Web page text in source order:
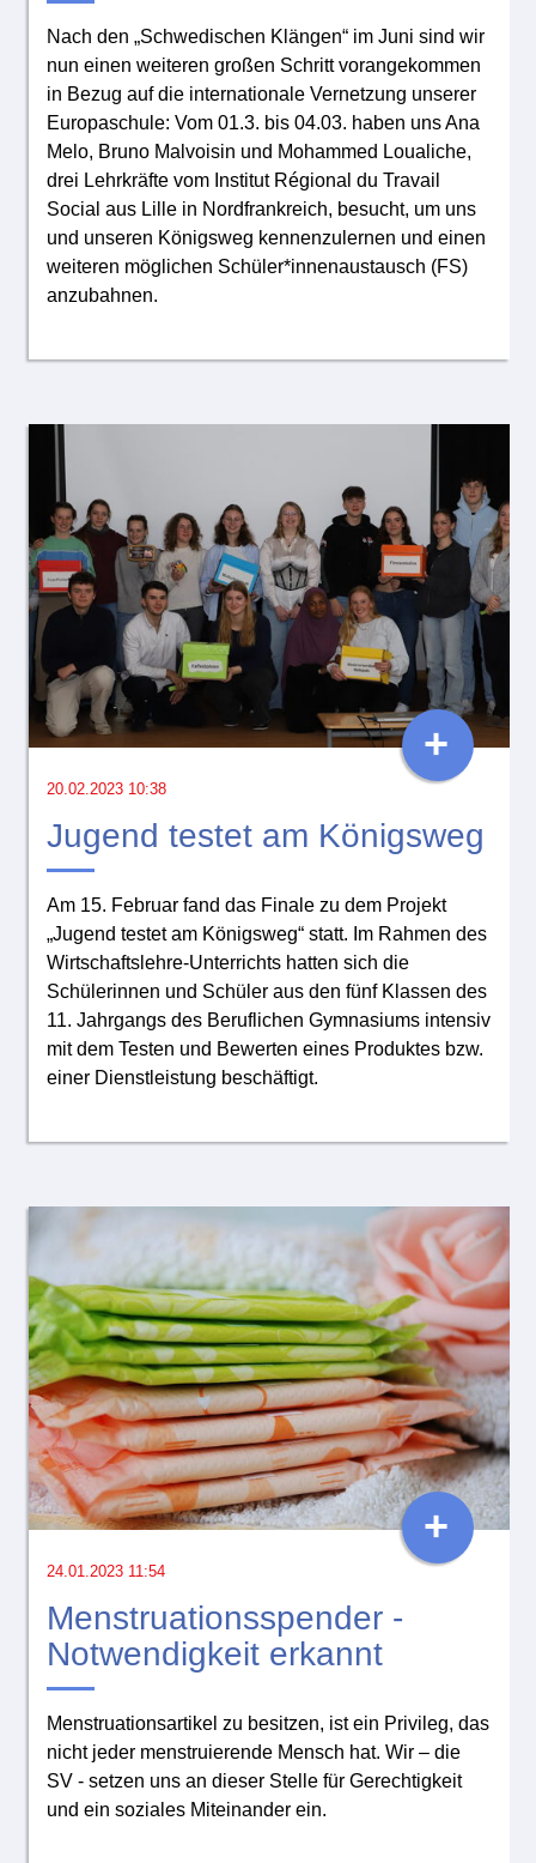
Nach den „Schwedischen Klängen“ im Juni sind wir
nun einen weiteren großen Schritt vorangekommen
in Bezug auf die internationale Vernetzung unserer
Europaschule: Vom 01.3. bis 04.03. haben uns Ana
Melo, Bruno Malvoisin und Mohammed Loualiche,
drei Lehrkräfte vom Institut Régional du Travail
Social aus Lille in Nordfrankreich, besucht, um uns
und unseren Königsweg kennenzulernen und einen
weiteren möglichen Schüler*innenaustausch (FS)
anzubahnen.
20.02.2023 10:38
Jugend testet am Königsweg
Am 15. Februar fand das Finale zu dem Projekt
„Jugend testet am Königsweg“ statt. Im Rahmen des
Wirtschaftslehre-Unterrichts hatten sich die
Schülerinnen und Schüler aus den fünf Klassen des
11. Jahrgangs des Beruflichen Gymnasiums intensiv
mit dem Testen und Bewerten eines Produktes bzw.
einer Dienstleistung beschäftigt.
+
24.01.2023 11:54
Menstruationsspender -
Notwendigkeit erkannt
Menstruationsartikel zu besitzen, ist ein Privileg, das
nicht jeder menstruierende Mensch hat. Wir – die
SV - setzen uns an dieser Stelle für Gerechtigkeit
und ein soziales Miteinander ein.
+